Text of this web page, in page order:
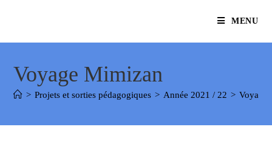
MENU
Voyage Mimizan
> Projets et sorties pédagogiques > Année 2021 / 22 > Voyage